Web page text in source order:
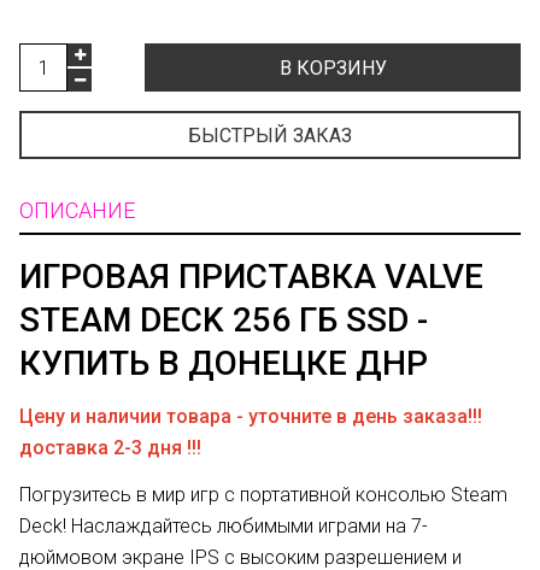
В КОРЗИНУ
БЫСТРЫЙ ЗАКАЗ
ОПИСАНИЕ
ИГРОВАЯ ПРИСТАВКА VALVE
STEAM DECK 256 ГБ SSD -
КУПИТЬ В ДОНЕЦКЕ ДНР
Цену и наличии товара - уточните в день заказа!!!
доставка 2-3 дня !!!
Погрузитесь в мир игр с портативной консолью Steam
Deck! Наслаждайтесь любимыми играми на 7-
дюймовом экране IPS с высоким разрешением и